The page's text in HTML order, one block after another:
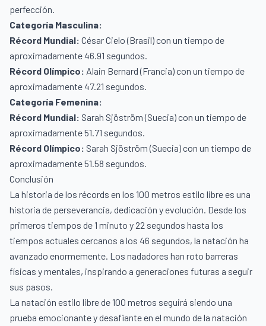
perfección.
Categoría Masculina:
Récord Mundial: César Cielo (Brasil) con un tiempo de
aproximadamente 46.91 segundos.
Récord Olímpico: Alain Bernard (Francia) con un tiempo de
aproximadamente 47.21 segundos.
Categoría Femenina:
Récord Mundial: Sarah Sjöström (Suecia) con un tiempo de
aproximadamente 51.71 segundos.
Récord Olímpico: Sarah Sjöström (Suecia) con un tiempo de
aproximadamente 51.58 segundos.
Conclusión
La historia de los récords en los 100 metros estilo libre es una
historia de perseverancia, dedicación y evolución. Desde los
primeros tiempos de 1 minuto y 22 segundos hasta los
tiempos actuales cercanos a los 46 segundos, la natación ha
avanzado enormemente. Los nadadores han roto barreras
físicas y mentales, inspirando a generaciones futuras a seguir
sus pasos.
La natación estilo libre de 100 metros seguirá siendo una
prueba emocionante y desafiante en el mundo de la natación